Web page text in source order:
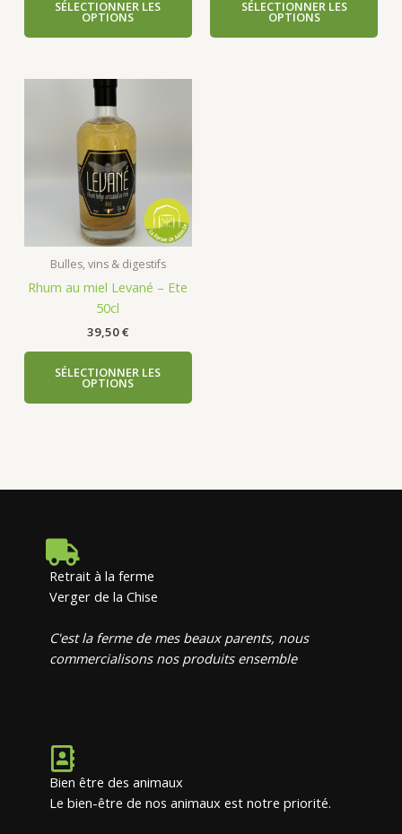
SÉLECTIONNER LES
OPTIONS
SÉLECTIONNER LES
OPTIONS
Bulles, vins & digestifs
Rhum au miel Levané – Ete
50cl
39,50€
SÉLECTIONNER LES
OPTIONS
Retrait à la ferme
Verger de la Chise
C'est la ferme de mes beaux parents, nous
commercialisons nos produits ensemble
Bien être des animaux
Le bien-être de nos animaux est notre priorité.